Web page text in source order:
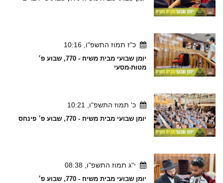
כ"ז תמוז התשפ"ו, 10:16
יומן שבועי מבית משיח - 770, שבוע פ׳
מטות-מסעי
כ' תמוז התשפ"ו, 10:21
יומן שבועי מבית משיח - 770, שבוע פ׳ פינחס
י"ג תמוז התשפ"ו, 08:38
יומן שבועי מבית משיח - 770, שבוע פ׳